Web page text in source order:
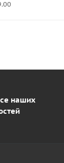
наших